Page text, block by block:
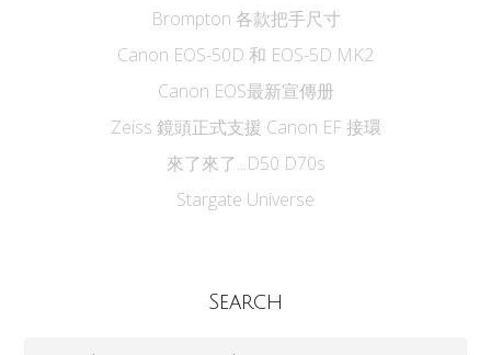
Brompton 各款把手尺寸
Canon EOS-50D 和 EOS-5D MK2
Canon EOS最新宣傳册
Zeiss 鏡頭正式支援 Canon EF 接環
來了來了...D50 D70s
Stargate Universe
Search